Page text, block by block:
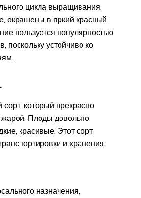
цикла выращивания.
окрашены в яркий красный
пользуется популярностью
поскольку устойчиво ко
который прекрасно
жарой. Плоды довольно
красивые. Этот сорт
и хранения.
назначения,